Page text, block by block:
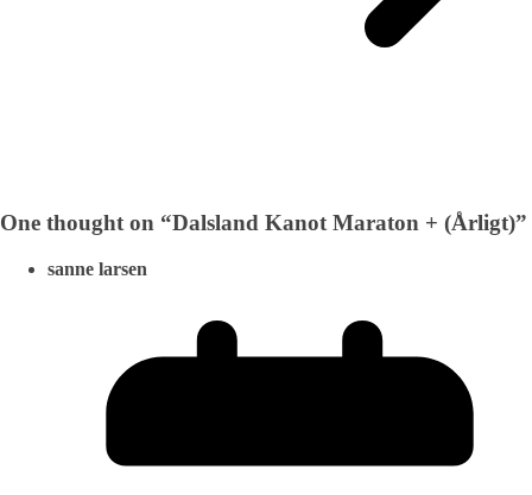
One thought on “Dalsland Kanot Maraton + (Årligt)”
sanne larsen